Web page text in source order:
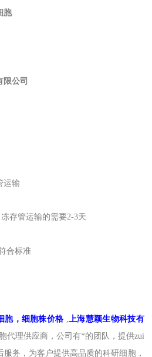
胞
限公司
运输
存管运输的需要2-3天
合标准
胞，细胞株价格 ,上海慧颖生物科技有
代理供应商， 公司有*的团队，提供zui
服务 ，为客户提供高品质的科研细胞，